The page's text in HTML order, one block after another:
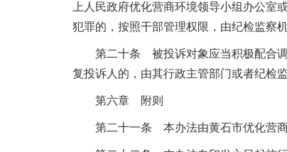
上人民政府优化营商环境领导小组办公
犯罪的，按照干部管理权限，由纪检监察
第二十条 被投诉对象应当积极配合
复投诉人的，由其行政主管部门或者纪检
第六章 附则
第二十一条 本办法由黄石市优化营